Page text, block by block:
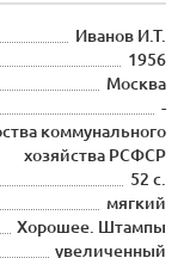
Иванов И.Т.
1956
Москва
-
коммунального
хозяйства РСФСР
52 с.
мягкий
Хорошее. Штампы
увеличенный